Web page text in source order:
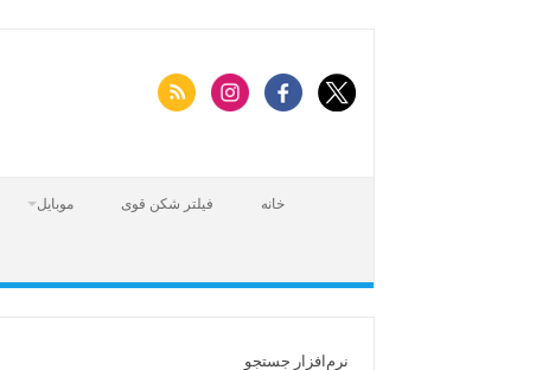
خانه فیلتر شکن قوی موبایل
نرم‌افزار جستجو